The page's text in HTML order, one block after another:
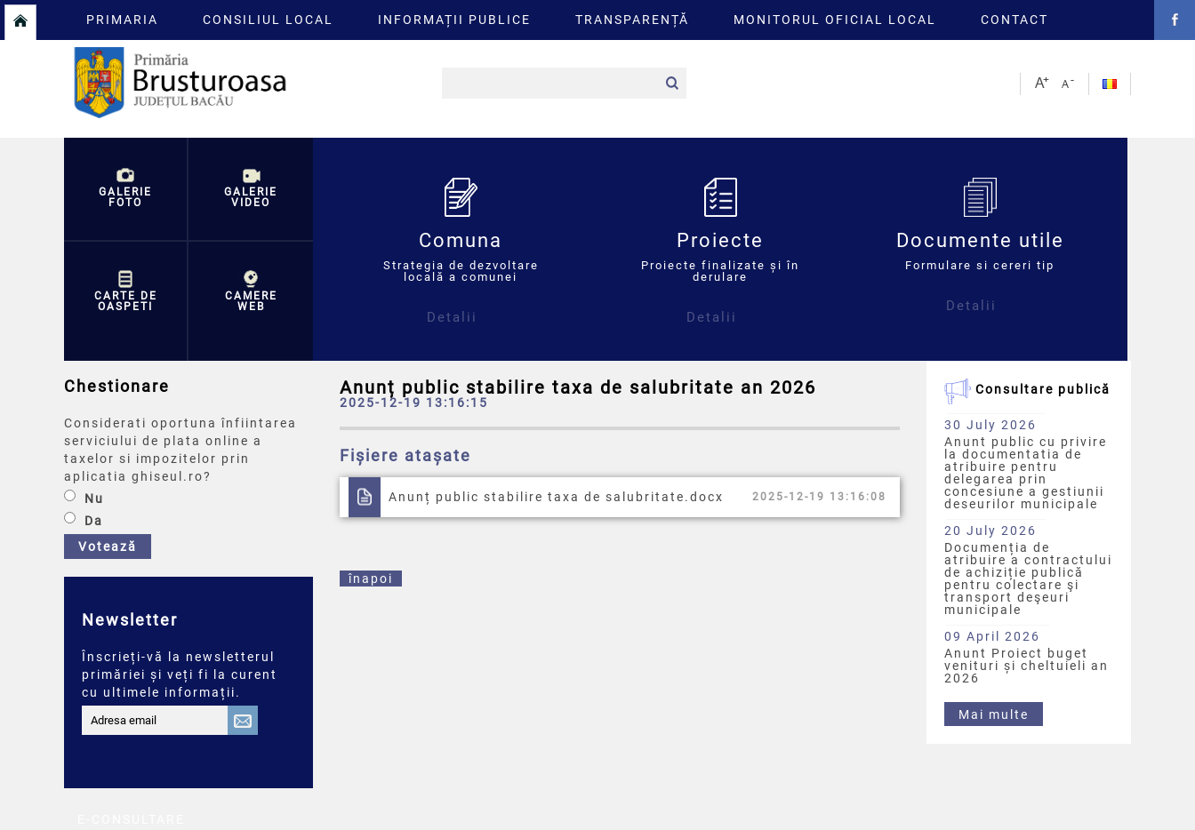
PRIMARIA CONSILIUL LOCAL INFORMAȚII PUBLICE TRANSPARENȚĂ MONITORUL OFICIAL LOCAL CONTACT
GALERIE
FOTO
GALERIE
VIDEO
CARTE DE
OASPETI
CAMERE
WEB
Comuna
Strategia de dezvoltare
locală a comunei
Detalii
Proiecte
Proiecte finalizate și în
derulare
Detalii
Documente utile
Formulare si cereri tip
Detalii
Anunț public stabilire taxa de salubritate an 2026
2025-12-19 13:16:15
Fișiere atașate
Anunț public stabilire taxa de salubritate.docx 2025-12-19 13:16:08
înapoi
Consultare publică
30 July 2026
Anunt public cu privire
la documentatia de
atribuire pentru
delegarea prin
concesiune a gestiunii
deseurilor municipale
20 July 2026
Documenția de
atribuire a contractului
de achiziție publică
pentru colectare şi
transport deşeuri
municipale
09 April 2026
Anunt Proiect buget
venituri și cheltuieli an
2026
Mai multe
Chestionare
Considerati oportuna înfiintarea
serviciului de plata online a
taxelor si impozitelor prin
aplicatia ghiseul.ro?
Nu
Da
Votează
Newsletter
Înscrieți-vă la newsletterul
primăriei și veți fi la curent
cu ultimele informații.